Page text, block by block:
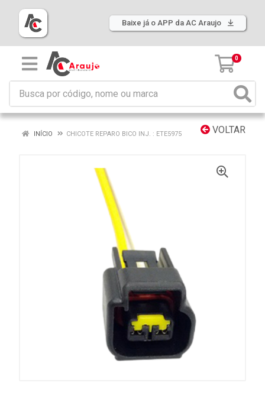
Baixe já o APP da AC Araujo
0
VOLTAR
INÍCIO CHICOTE REPARO BICO INJ. : ETE5975